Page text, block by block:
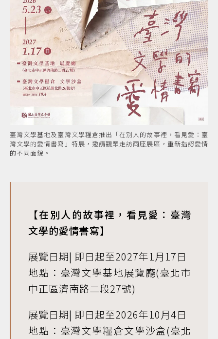
臺灣文學基地及臺灣文學糧倉推出「在別人的故事裡，看見愛：臺
灣文學的愛情書寫」特展，邀請觀眾走訪兩座展區，重新指認愛情
的不同面貌。
【在別人的故事裡，看見愛：臺灣
文學的愛情書寫】
展覽日期| 即日起至2027年1月17日
地點：臺灣文學基地展覽廳(臺北市
中正區濟南路二段27號)
展覽日期| 即日起至2026年10月4日
地點：臺灣文學糧倉文學沙盒(臺北